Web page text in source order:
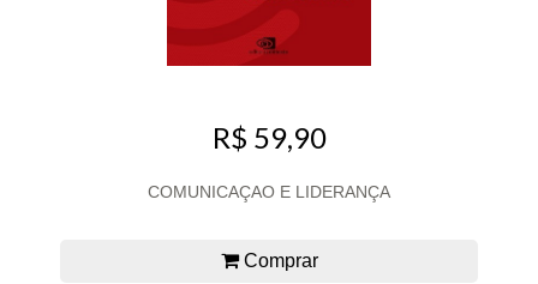
R$ 59,90
COMUNICAÇAO E LIDERANÇA
Comprar